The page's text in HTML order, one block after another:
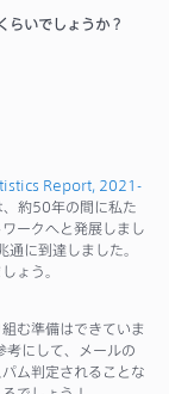
いでしょうか？
Report, 2021-
約50年の間に私た
ークへと発展しまし
に到達しました。
ょう。
む準備はできていま
考にして、メールの
ム判定されることな